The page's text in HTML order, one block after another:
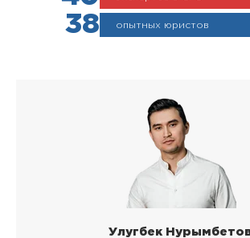
38 опытных юристов
Улугбек